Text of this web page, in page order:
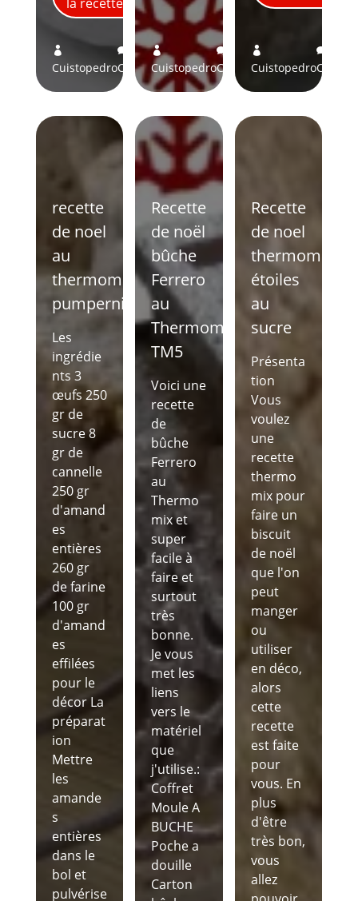

Cuistopedro

0
Comments

Cuistopedro

Comments

Cuistopedro

recette
de noel
au
thermomix
pumpernickel
Les
ingrédie
nts 3
œufs 250
gr de
sucre 8
gr de
cannelle
250 gr
d'amand
es
entières
260 gr
de farine
100 gr
d'amand
es
effilées
pour le
décor La
préparat
ion
Mettre
les
amande
s
entières
dans le
bol et
pulvérise
Recette
de noël
bûche
Ferrero
au
Thermomix
TM5
Voici une
recette
de
bûche
Ferrero
au
Thermo
mix et
super
facile à
faire et
surtout
très
bonne.
Je vous
met les
liens
vers le
matériel
que
j'utilise.:
Coffret
Moule A
BUCHE
Poche a
douille
Carton
Recette
de noel
thermomix
étoiles
au
sucre
Présenta
tion
Vous
voulez
une
recette
thermo
mix pour
faire un
biscuit
de noël
que l'on
peut
manger
ou
utiliser
en déco,
alors
cette
recette
est faite
pour
vous. En
plus
d'être
très bon,
vous
allez